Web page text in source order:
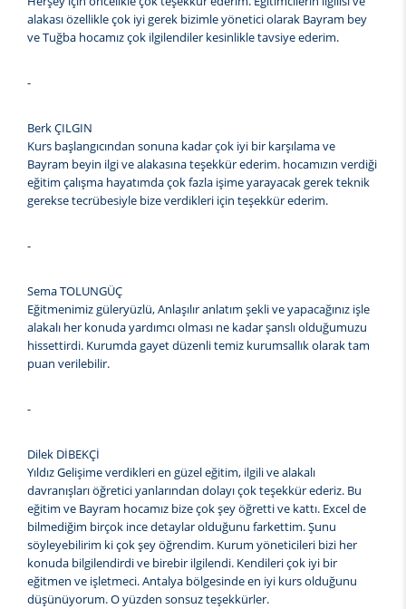
alakası özellikle çok iyi gerek bizimle yönetici olarak Bayram bey
ve Tuğba hocamız çok ilgilendiler kesinlikle tavsiye ederim.
-
Berk ÇILGIN
Kurs başlangıcından sonuna kadar çok iyi bir karşılama ve
Bayram beyin ilgi ve alakasına teşekkür ederim. hocamızın verdiği
eğitim çalışma hayatımda çok fazla işime yarayacak gerek teknik
gerekse tecrübesiyle bize verdikleri için teşekkür ederim.
-
Sema TOLUNGÜÇ
Eğitmenimiz güleryüzlü, Anlaşılır anlatım şekli ve yapacağınız işle
alakalı her konuda yardımcı olması ne kadar şanslı olduğumuzu
hissettirdi. Kurumda gayet düzenli temiz kurumsallık olarak tam
puan verilebilir.
-
Dilek DİBEKÇİ
Yıldız Gelişime verdikleri en güzel eğitim, ilgili ve alakalı
davranışları öğretici yanlarından dolayı çok teşekkür ederiz. Bu
eğitim ve Bayram hocamız bize çok şey öğretti ve kattı. Excel de
bilmediğim birçok ince detaylar olduğunu farkettim. Şunu
söyleyebilirim ki çok şey öğrendim. Kurum yöneticileri bizi her
konuda bilgilendirdi ve birebir ilgilendi. Kendileri çok iyi bir
eğitmen ve işletmeci. Antalya bölgesinde en iyi kurs olduğunu
düşünüyorum. O yüzden sonsuz teşekkürler.